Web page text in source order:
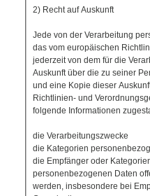
2) Recht auf Auskunft
Jede von der Verarbeitung
das vom europäischen
jederzeit von dem für die
Auskunft über die zu seiner
und eine Kopie dieser
Richtlinien- und
folgende Informationen
die Verarbeitungszwecke
die Kategorien
die Empfänger oder
personenbezogenen Daten
werden, insbesondere bei